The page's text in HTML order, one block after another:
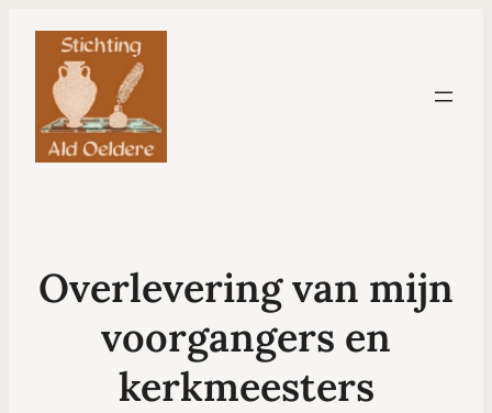
Overlevering van mijn
voorgangers en
kerkmeesters